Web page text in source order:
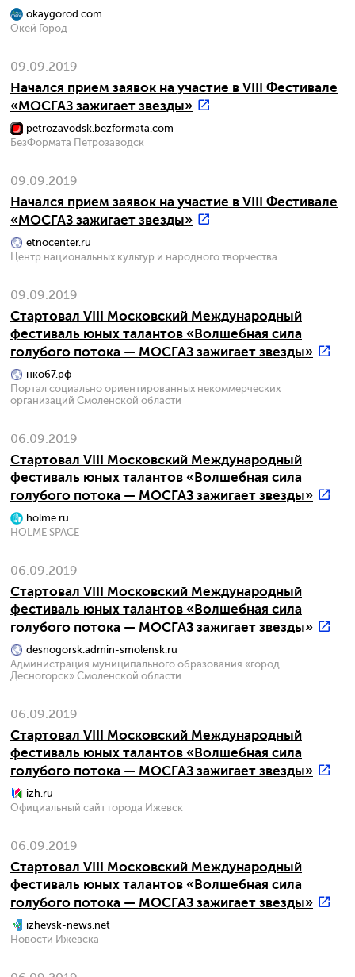
okaygorod.com
Окей Город
09.09.2019
Начался прием заявок на участие в VIII Фестивале
«МОСГАЗ зажигает звезды»
petrozavodsk.bezformata.com
БезФормата Петрозаводск
09.09.2019
Начался прием заявок на участие в VIII Фестивале
«МОСГАЗ зажигает звезды»
etnocenter.ru
Центр национальных культур и народного творчества
09.09.2019
Стартовал VIII Московский Международный
фестиваль юных талантов «Волшебная сила
голубого потока — МОСГАЗ зажигает звезды»
нко67.рф
Портал социально ориентированных некоммерческих
организаций Смоленской области
06.09.2019
Стартовал VIII Московский Международный
фестиваль юных талантов «Волшебная сила
голубого потока — МОСГАЗ зажигает звезды»
holme.ru
HOLME SPACE
06.09.2019
Стартовал VIII Московский Международный
фестиваль юных талантов «Волшебная сила
голубого потока — МОСГАЗ зажигает звезды»
desnogorsk.admin-smolensk.ru
Администрация муниципального образования «город
Десногорск» Смоленской области
06.09.2019
Стартовал VIII Московский Международный
фестиваль юных талантов «Волшебная сила
голубого потока — МОСГАЗ зажигает звезды»
izh.ru
Официальный сайт города Ижевск
06.09.2019
Стартовал VIII Московский Международный
фестиваль юных талантов «Волшебная сила
голубого потока — МОСГАЗ зажигает звезды»
izhevsk-news.net
Новости Ижевска